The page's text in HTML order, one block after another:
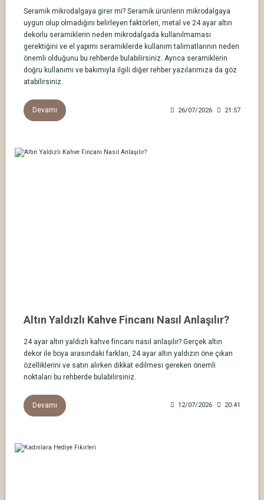
Seramik mikrodalgaya girer mi? Seramik ürünlerin mikrodalgaya
uygun olup olmadığını belirleyen faktörleri, metal ve 24 ayar altın
dekorlu seramiklerin neden mikrodalgada kullanılmaması
gerektiğini ve el yapımı seramiklerde kullanım talimatlarının neden
önemli olduğunu bu rehberde bulabilirsiniz. Ayrıca seramiklerin
doğru kullanımı ve bakımıyla ilgili diğer rehber yazılarımıza da göz
atabilirsiniz.
Devamı 26/07/2026 21:57
Altın Yaldızlı Kahve Fincanı Nasıl Anlaşılır?
24 ayar altın yaldızlı kahve fincanı nasıl anlaşılır? Gerçek altın
dekor ile boya arasındaki farkları, 24 ayar altın yaldızın öne çıkan
özelliklerini ve satın alırken dikkat edilmesi gereken önemli
noktaları bu rehberde bulabilirsiniz.
Devamı 12/07/2026 20:41